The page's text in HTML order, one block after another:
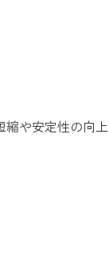
縮や安定性の向上